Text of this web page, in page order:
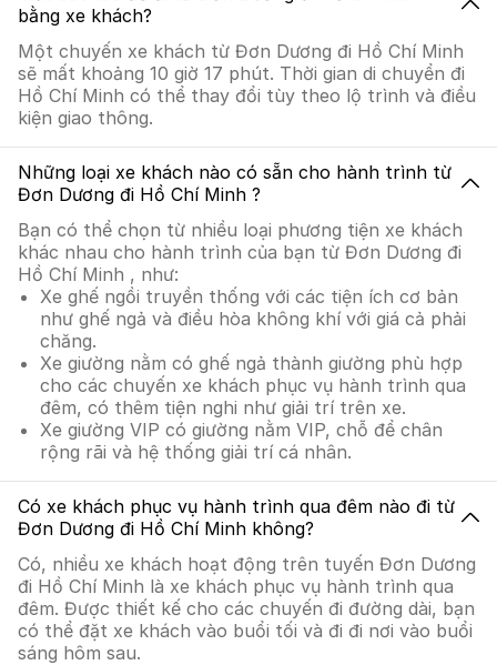
bằng xe khách?
Một chuyến xe khách từ Đơn Dương đi Hồ Chí Minh
sẽ mất khoảng 10 giờ 17 phút. Thời gian di chuyển đi
Hồ Chí Minh có thể thay đổi tùy theo lộ trình và điều
kiện giao thông.
Những loại xe khách nào có sẵn cho hành trình từ
Đơn Dương đi Hồ Chí Minh ?
Bạn có thể chọn từ nhiều loại phương tiện xe khách
khác nhau cho hành trình của bạn từ Đơn Dương đi
Hồ Chí Minh , như:
Xe ghế ngồi truyền thống với các tiện ích cơ bản
như ghế ngả và điều hòa không khí với giá cả phải
chăng.
Xe giường nằm có ghế ngả thành giường phù hợp
cho các chuyến xe khách phục vụ hành trình qua
đêm, có thêm tiện nghi như giải trí trên xe.
Xe giường VIP có giường nằm VIP, chỗ để chân
rộng rãi và hệ thống giải trí cá nhân.
Có xe khách phục vụ hành trình qua đêm nào đi từ
Đơn Dương đi Hồ Chí Minh không?
Có, nhiều xe khách hoạt động trên tuyến Đơn Dương
đi Hồ Chí Minh là xe khách phục vụ hành trình qua
đêm. Được thiết kế cho các chuyến đi đường dài, bạn
có thể đặt xe khách vào buổi tối và đi đi nơi vào buổi
sáng hôm sau.